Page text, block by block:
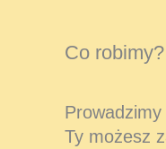
Co robimy?
Ty możesz